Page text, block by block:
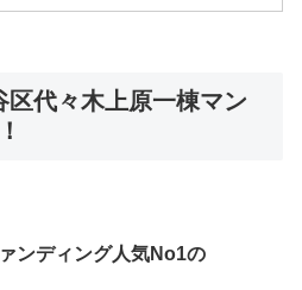
区代々木上原一棟マン
ンディング人気No1の